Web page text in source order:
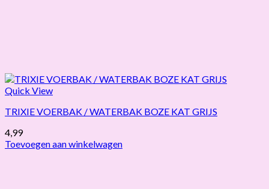
Quick View
TRIXIE VOERBAK / WATERBAK BOZE KAT GRIJS
4,99
Toevoegen aan winkelwagen